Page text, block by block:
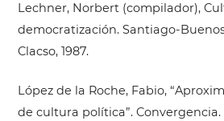
Lechner, Norbert (compilador),
democratización. Santiago-
Clacso, 1987.
López de la Roche, Fabio,
de cultura política”. Convergencia.